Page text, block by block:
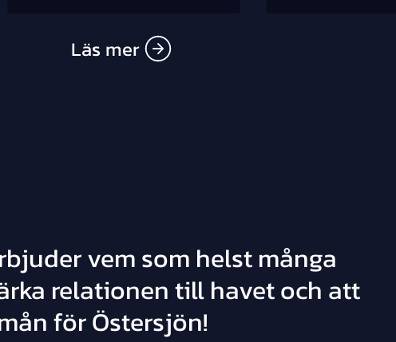
Läs mer
vem som helst många
relationen till havet och att
för Östersjön!